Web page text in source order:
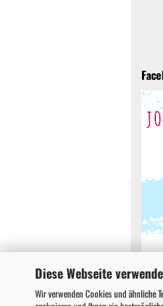
Diese Webseite
Wir verwenden Cookies und ähnliche